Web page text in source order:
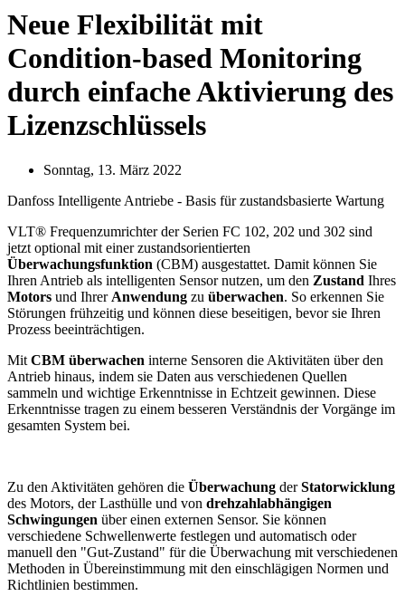
Neue Flexibilität mit
Condition-based Monitoring
durch einfache Aktivierung des
Lizenzschlüssels
Sonntag, 13. März 2022
Danfoss Intelligente Antriebe - Basis für zustandsbasierte Wartung
VLT® Frequenzumrichter der Serien FC 102, 202 und 302 sind
jetzt optional mit einer zustandsorientierten
Überwachungsfunktion (CBM) ausgestattet. Damit können Sie
Ihren Antrieb als intelligenten Sensor nutzen, um den Zustand Ihres
Motors und Ihrer Anwendung zu überwachen. So erkennen Sie
Störungen frühzeitig und können diese beseitigen, bevor sie Ihren
Prozess beeinträchtigen.
Mit CBM überwachen interne Sensoren die Aktivitäten über den
Antrieb hinaus, indem sie Daten aus verschiedenen Quellen
sammeln und wichtige Erkenntnisse in Echtzeit gewinnen. Diese
Erkenntnisse tragen zu einem besseren Verständnis der Vorgänge im
gesamten System bei.
Zu den Aktivitäten gehören die Überwachung derStatorwicklung
des Motors, der Lasthülle und von drehzahlabhängigen
Schwingungen über einen externen Sensor. Sie können
verschiedene Schwellenwerte festlegen und automatisch oder
manuell den "Gut-Zustand" für die Überwachung mit verschiedenen
Methoden in Übereinstimmung mit den einschlägigen Normen und
Richtlinien bestimmen.